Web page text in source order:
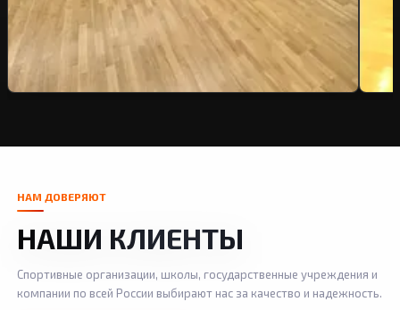
НАМ ДОВЕРЯЮТ
НАШИ КЛИЕНТЫ
Спортивные организации, школы, государственные учреждения и
компании по всей России выбирают нас за качество и надежность.